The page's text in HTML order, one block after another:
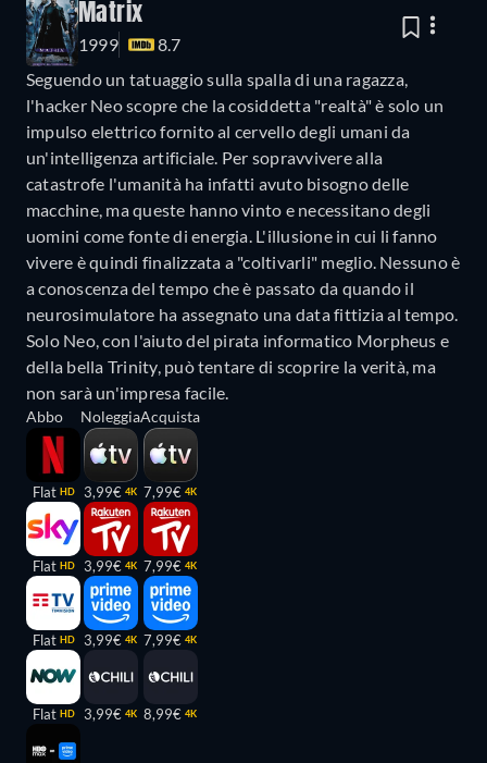
Matrix
1999
8.7
Seguendo un tatuaggio sulla spalla di una ragazza,
l'hacker Neo scopre che la cosiddetta "realtà" è solo un
impulso elettrico fornito al cervello degli umani da
un'intelligenza artificiale. Per sopravvivere alla
catastrofe l'umanità ha infatti avuto bisogno delle
macchine, ma queste hanno vinto e necessitano degli
uomini come fonte di energia. L'illusione in cui li fanno
vivere è quindi finalizzata a "coltivarli" meglio. Nessuno è
a conoscenza del tempo che è passato da quando il
neurosimulatore ha assegnato una data fittizia al tempo.
Solo Neo, con l'aiuto del pirata informatico Morpheus e
della bella Trinity, può tentare di scoprire la verità, ma
non sarà un'impresa facile.
Abbo
Flat HD
Flat HD
Flat HD
Flat HD
Noleggia
3,99€ 4K
3,99€ 4K
3,99€ 4K
3,99€ 4K
Acquista
7,99€ 4K
7,99€ 4K
7,99€ 4K
8,99€ 4K